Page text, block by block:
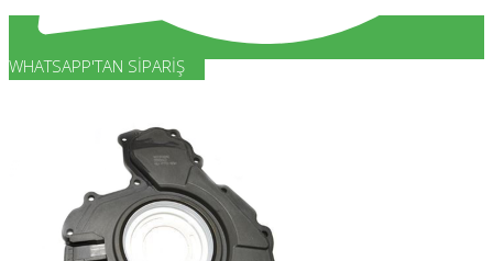
WHATSAPP'TAN SIPARIŞ